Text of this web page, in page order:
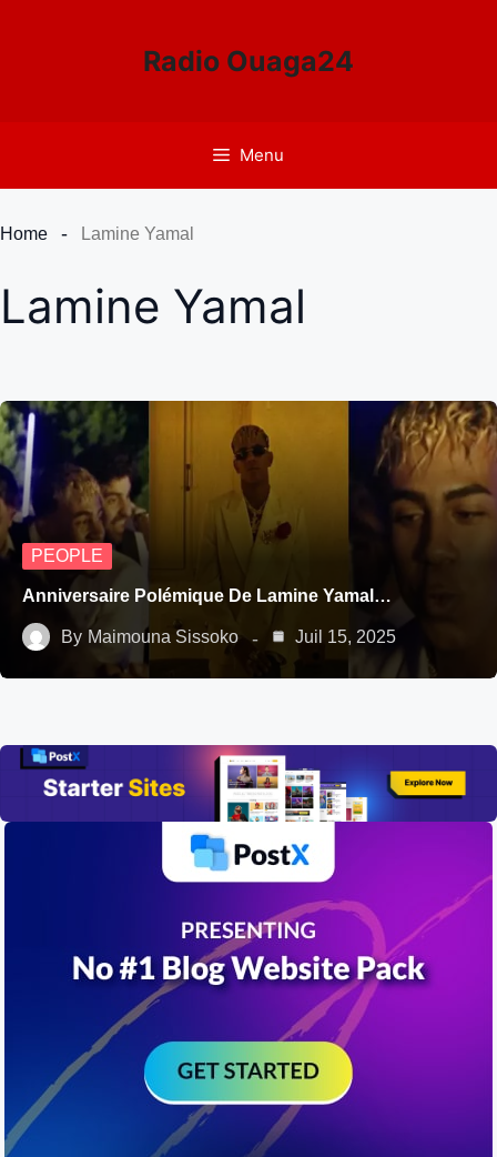
Radio Ouaga24
Menu
Home Lamine Yamal
Lamine Yamal
PEOPLE
Anniversaire Polémique De Lamine Yamal…
By Maimouna Sissoko Juil 15, 2025